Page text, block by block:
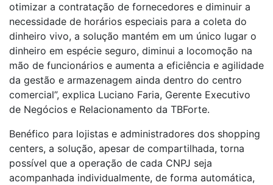
otimizar a contratação de fornecedores e diminuir a
necessidade de horários especiais para a coleta do
dinheiro vivo, a solução mantém em um único lugar o
dinheiro em espécie seguro, diminui a locomoção na
mão de funcionários e aumenta a eficiência e agilidade
da gestão e armazenagem ainda dentro do centro
comercial”, explica Luciano Faria, Gerente Executivo
de Negócios e Relacionamento da TBForte.
Benéfico para lojistas e administradores dos shopping
centers, a solução, apesar de compartilhada, torna
possível que a operação de cada CNPJ seja
acompanhada individualmente, de forma automática,